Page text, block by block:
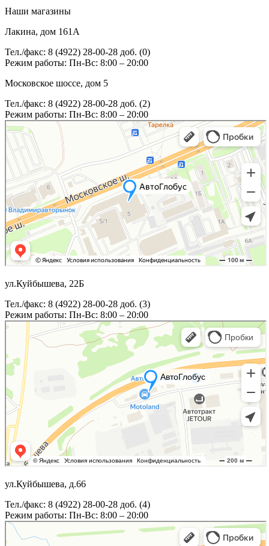
Наши магазины
Лакина, дом 161А
Тел./факс: 8 (4922) 28-00-28 доб. (0)
Режим работы: Пн-Вс: 8:00 – 20:00
Московское шоссе, дом 5
Тел./факс: 8 (4922) 28-00-28 доб. (2)
Режим работы: Пн-Вс: 8:00 – 20:00
ул.Куйбышева, 22Б
Тел./факс: 8 (4922) 28-00-28 доб. (3)
Режим работы: Пн-Вс: 8:00 – 20:00
ул.Куйбышева, д.66
Тел./факс: 8 (4922) 28-00-28 доб. (4)
Режим работы: Пн-Вс: 8:00 – 20:00